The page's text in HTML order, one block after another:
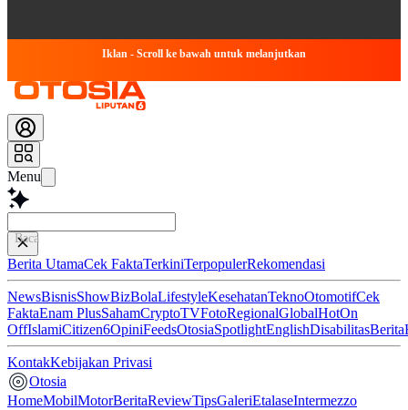
Iklan - Scroll ke bawah untuk melanjutkan
Menu
Baca lebih cepat..
Berita UtamaCek FaktaTerkiniTerpopulerRekomendasi
NewsBisnisShowBizBolaLifestyleKesehatanTeknoOtomotifCek
FaktaEnam PlusSahamCryptoTVFotoRegionalGlobalHotOn
OffIslamiCitizen6OpiniFeedsOtosiaSpotlightEnglishDisabilitasBerita
KontakKebijakan Privasi
Otosia
HomeMobilMotorBeritaReviewTipsGaleriEtalaseIntermezzo